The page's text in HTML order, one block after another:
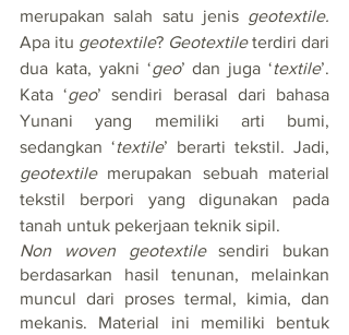
merupakan salah satu jenis geotextile.
Apa itu geotextile? Geotextile terdiri dari
dua kata, yakni ‘geo’ dan juga ‘textile’.
Kata ‘geo’ sendiri berasal dari bahasa
Yunani yang memiliki arti bumi,
sedangkan ‘textile
geotextile merupakan sebuah material
tekstil berpori yang digunakan pada
tanah untuk pekerjaan teknik sipil.
Non woven geotextile sendiri bukan
berdasarkan hasil tenunan, melainkan
muncul dari proses termal, kimia, dan
mekanis. Material ini memiliki bentuk